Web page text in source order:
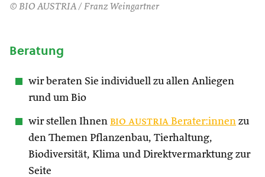
© BIO AUSTRIA / Franz Weingartner
Beratung
wir beraten Sie individuell zu allen Anliegen
rund um Bio
wir stellen Ihnen bio austria Berater:innen zu
den Themen Pflanzenbau, Tierhaltung,
Biodiversität, Klima und Direktvermarktung zur
Seite